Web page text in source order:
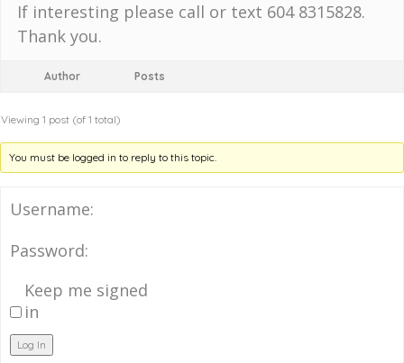
If interesting please call or text 604 8315828.
Thank you.
Author Posts
Viewing 1 post (of 1 total)
You must be logged in to reply to this topic.
Username:
Password:
Keep me signed
in
Log In